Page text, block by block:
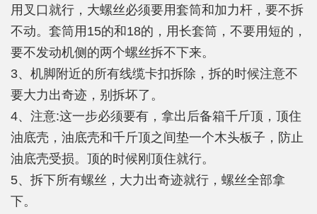
用叉口就行，大螺丝必须要用套筒和加力杆，要不拆
不动。套筒用15的和18的，用长套筒，不要用短的，
要不发动机侧的两个螺丝拆不下来。
3、机脚附近的所有线缆卡扣拆除，拆的时候注意不
要大力出奇迹，别拆坏了。
4、注意:这一步必须要有，拿出后备箱千斤顶，顶住
油底壳，油底壳和千斤顶之间垫一个木头板子，防止
油底壳受损。顶的时候刚顶住就行。
5、拆下所有螺丝，大力出奇迹就行，螺丝全部拿
下。